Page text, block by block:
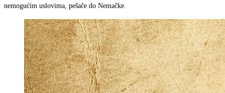
nemogućim uslovima, pešače do Nemačke.